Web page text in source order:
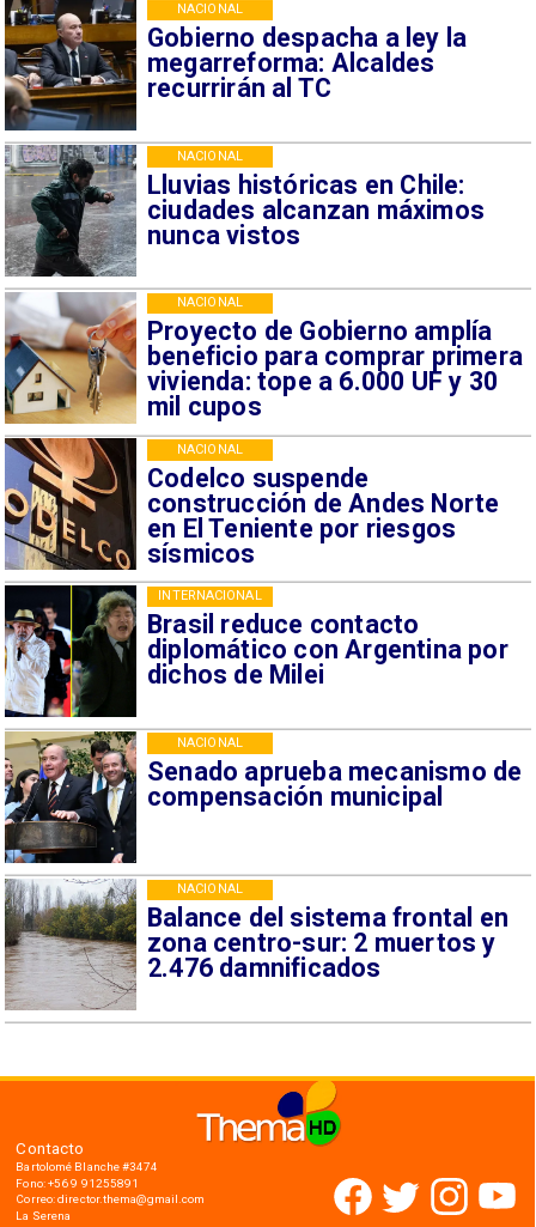
Gobierno despacha a ley la
megarreforma: Alcaldes
recurrirán al TC
NACIONAL
Lluvias históricas en Chile:
ciudades alcanzan máximos
nunca vistos
NACIONAL
Proyecto de Gobierno amplía
beneficio para comprar primera
vivienda: tope a 6.000 UF y 30
mil cupos
NACIONAL
Codelco suspende
construcción de Andes Norte
en El Teniente por riesgos
sísmicos
NACIONAL
Brasil reduce contacto
diplomático con Argentina por
dichos de Milei
INTERNACIONAL
Senado aprueba mecanismo de
compensación municipal
NACIONAL
Balance del sistema frontal en
zona centro-sur: 2 muertos y
2.476 damnificados
NACIONAL
Contacto
Bartolomé Blanche #3474
Fono: +56 9 91255891
Correo: director.thema@gmail.com
La Serena